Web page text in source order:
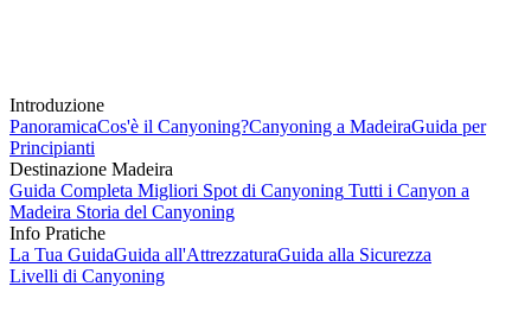
Introduzione
PanoramicaCos'è il Canyoning?Canyoning a MadeiraGuida per
Principianti
Destinazione Madeira
Guida Completa Migliori Spot di Canyoning Tutti i Canyon a
Madeira Storia del Canyoning
Info Pratiche
La Tua GuidaGuida all'AttrezzaturaGuida alla Sicurezza
Livelli di Canyoning